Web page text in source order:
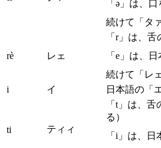
「ə」は、
続けて「タ
rè レェ
「r」は、
「e」は、
続けて「レ
i
イ 日本語の「
ti ティィ
「t」は、
る）
「i」は、